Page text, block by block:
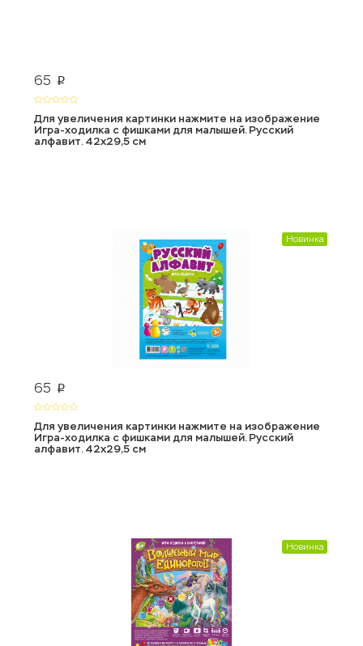
65 p
Для увеличения картинки нажмите на изображение
Игра-ходилка с фишками для малышей. Русский
алфавит. 42х29,5 см
Новинка
65 p
Для увеличения картинки нажмите на изображение
Игра-ходилка с фишками для малышей. Русский
алфавит. 42х29,5 см
Новинка